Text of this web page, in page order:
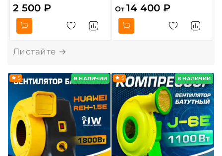
2 500 ₽ От 14 400 ₽
В НАЛИЧИИ
5 В НАЛИЧИИ
5